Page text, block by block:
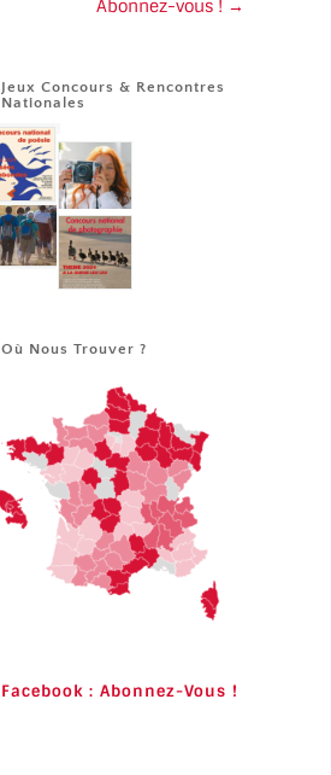
Abonnez-vous ! →
Jeux Concours & Rencontres
Nationales
Où Nous Trouver ?
Facebook : Abonnez-Vous !